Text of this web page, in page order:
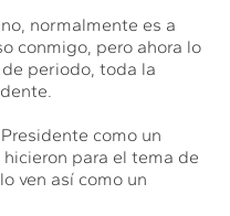
normalmente es a
conmigo, pero ahora lo
periodo, toda la
como un
para el tema de
ven así como un